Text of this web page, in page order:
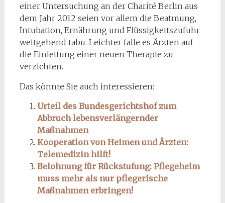
einer Untersuchung an der Charité Berlin aus
dem Jahr 2012 seien vor allem die Beatmung,
Intubation, Ernährung und Flüssigkeitszufuhr
weitgehend tabu. Leichter falle es Ärzten auf
die Einleitung einer neuen Therapie zu
verzichten.
Das könnte Sie auch interessieren:
Urteil des Bundesgerichtshof zum
Abbruch lebensverlängernder
Maßnahmen
Kooperation von Heimen und Ärzten:
Telemedizin hilft!
Belohnung für Rückstufung: Pflegeheim
muss mehr als nur pflegerische
Maßnahmen erbringen!